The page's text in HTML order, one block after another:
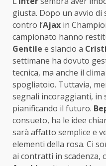
giusta. Dopo un avvio di
contro l’Ajax in
campionato hanno
Gentile e slancio a
settimane ha dovuto
tecnica, ma anche il
spogliatoio. Tuttavia,
segnali incoraggianti, in
pianificando il futuro.
consueto, ha le idee
sarà affatto semplice e
elementi della rosa. Ci
ai contratti in scadenza,